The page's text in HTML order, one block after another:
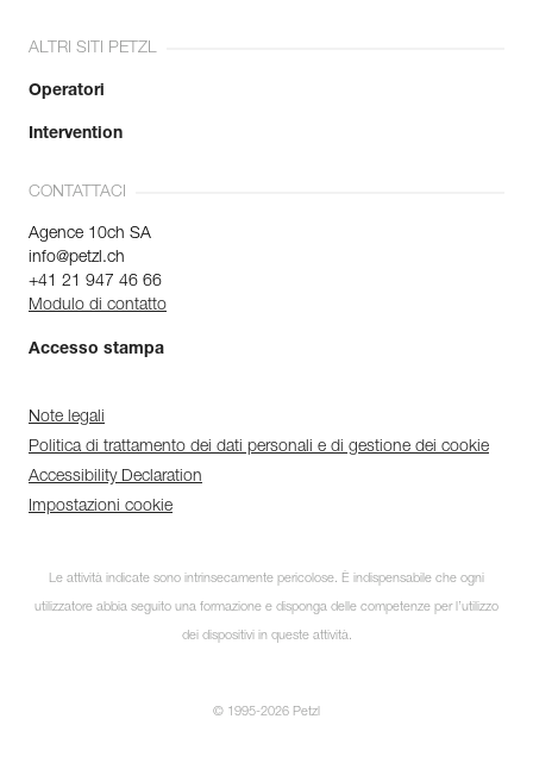
ALTRI SITI PETZL
Operatori
Intervention
CONTATTACI
Agence 10ch SA
info@petzl.ch
+41 21 947 46 66
Modulo di contatto
Accesso stampa
Note legali
Politica di trattamento dei dati personali e di gestione dei cookie
Accessibility Declaration
Impostazioni cookie
Le attività indicate sono intrinsecamente pericolose. È indispensabile che ogni
utilizzatore abbia seguito una formazione e disponga delle competenze per l’utilizzo
dei dispositivi in queste attività.
© 1995-2026 Petzl